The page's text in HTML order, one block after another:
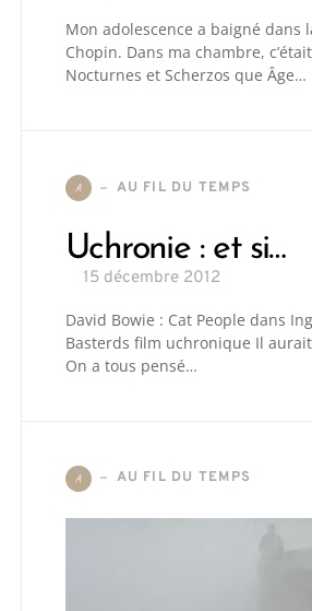
Mon adolescence a baigné dans
Chopin. Dans ma chambre,
Nocturnes et Scherzos que Âge…
A AU FIL DU TEMPS
Uchronie : et si…
15 décembre 2012
David Bowie : Cat People dans
Basterds film uchronique Il
On a tous pensé…
A AU FIL DU TEMPS